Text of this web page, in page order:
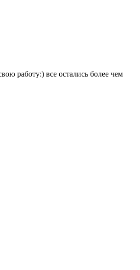
работу:) все остались более чем